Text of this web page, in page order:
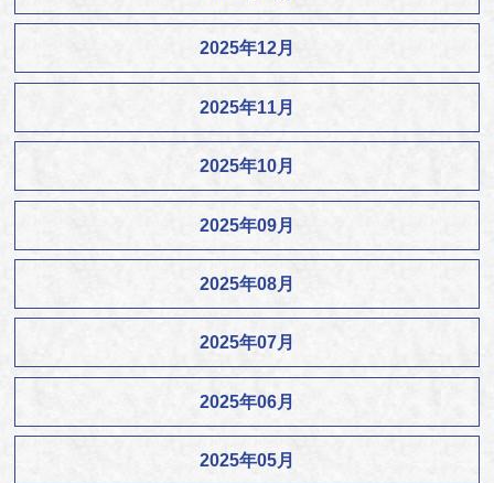
2025年12月
2025年11月
2025年10月
2025年09月
2025年08月
2025年07月
2025年06月
2025年05月